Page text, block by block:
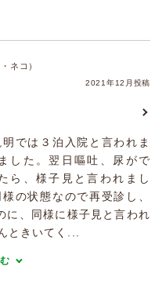
ネコ）
2021年12月投稿
では３泊入院と言われま
した。翌日嘔吐、尿がで
ら、様子見と言われまし
の状態なので再受診し、
に、同様に様子見と言われ
ときいてく...